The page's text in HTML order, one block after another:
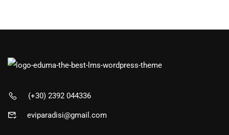
(+30) 2392 044336
eviparadisi@gmail.com